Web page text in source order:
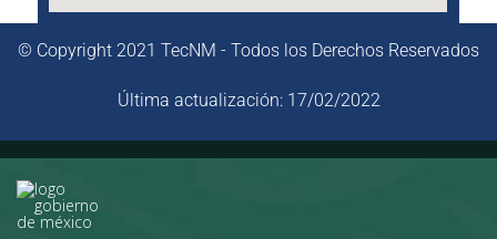
© Copyright 2021 TecNM - Todos los Derechos Reservados
Última actualización: 17/02/2022